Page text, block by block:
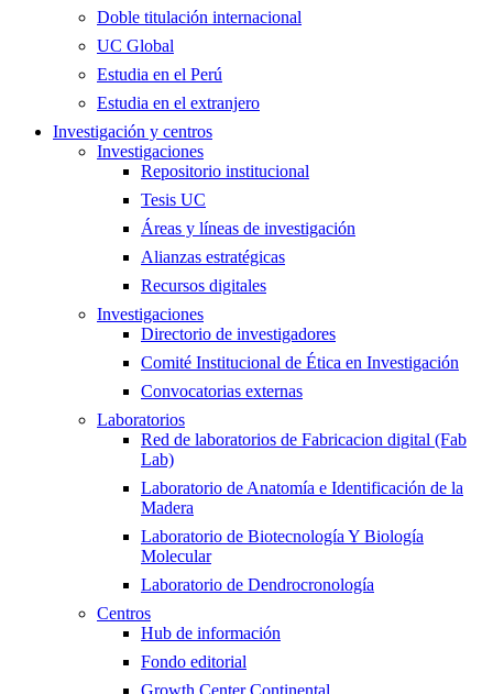
Doble titulación internacional
UC Global
Estudia en el Perú
Estudia en el extranjero
Investigación y centros
Investigaciones
Repositorio institucional
Tesis UC
Áreas y líneas de investigación
Alianzas estratégicas
Recursos digitales
Investigaciones
Directorio de investigadores
Comité Institucional de Ética en Investigación
Convocatorias externas
Laboratorios
Red de laboratorios de Fabricacion digital (Fab
Lab)
Laboratorio de Anatomía e Identificación de la
Madera
Laboratorio de Biotecnología Y Biología
Molecular
Laboratorio de Dendrocronología
Centros
Hub de información
Fondo editorial